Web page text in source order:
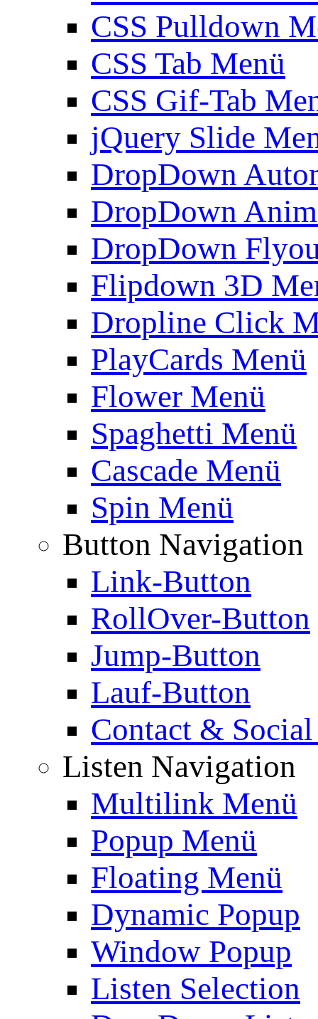
CSS Pulldown
CSS Tab Menü
CSS Gif-Tab
jQuery Slide
DropDown
DropDown
DropDown
Flipdown 3D
Dropline Click
PlayCards Menü
Flower Menü
Spaghetti Menü
Cascade Menü
Spin Menü
Button Navigation
Link-Button
RollOver-Button
Jump-Button
Lauf-Button
Contact &
Listen Navigation
Multilink Menü
Popup Menü
Floating Menü
Dynamic Popup
Window Popup
Listen Selection